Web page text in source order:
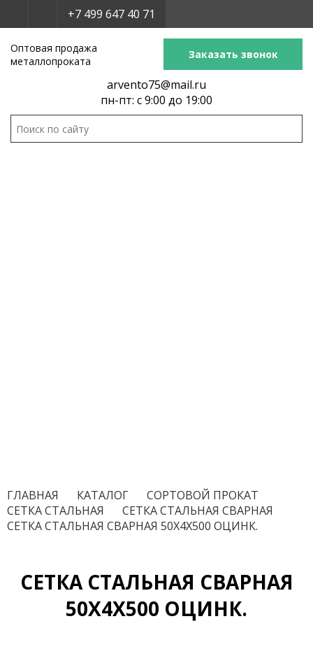
Оптовая продажа
металлопроката
arvento75@mail.ru
пн-пт: с 9:00 до 19:00
Заказать звонок
ГЛАВНАЯ КАТАЛОГ СОРТОВОЙ ПРОКАТ
СЕТКА СТАЛЬНАЯ СЕТКА СТАЛЬНАЯ СВАРНАЯ
СЕТКА СТАЛЬНАЯ СВАРНАЯ 50Х4Х500 ОЦИНК.
СЕТКА СТАЛЬНАЯ СВАРНАЯ
50Х4Х500 ОЦИНК.
+7 499 647 40 71